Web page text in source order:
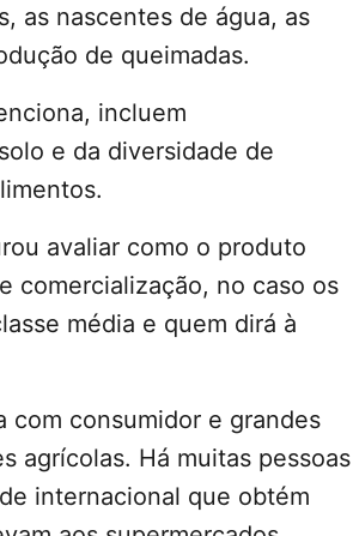
as nascentes de água, as
de queimadas.
incluem
e da diversidade de
avaliar como o produto
comercialização, no caso os
média e quem dirá à
com consumidor e grandes
agrícolas. Há muitas pessoas
internacional que obtém